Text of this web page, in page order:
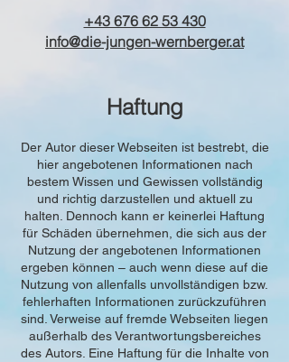
+43 676 62 53 430
info@die-jungen-wernberger.at
Haftung
Der Autor dieser Webseiten ist bestrebt, die
hier angebotenen Informationen nach
bestem Wissen und Gewissen vollständig
und richtig darzustellen und aktuell zu
halten. Dennoch kann er keinerlei Haftung
für Schäden übernehmen, die sich aus der
Nutzung der angebotenen Informationen
ergeben können – auch wenn diese auf die
Nutzung von allenfalls unvollständigen bzw.
fehlerhaften Informationen zurückzuführen
sind. Verweise auf fremde Webseiten liegen
außerhalb des Verantwortungsbereiches
des Autors. Eine Haftung für die Inhalte von